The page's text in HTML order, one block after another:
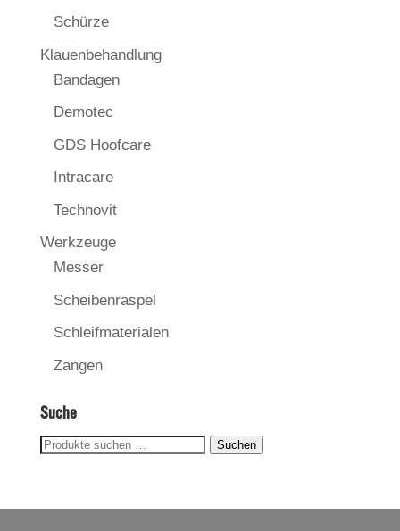
Schürze
Klauenbehandlung
Bandagen
Demotec
GDS Hoofcare
Intracare
Technovit
Werkzeuge
Messer
Scheibenraspel
Schleifmaterialen
Zangen
Suche
Suchen
Suchen